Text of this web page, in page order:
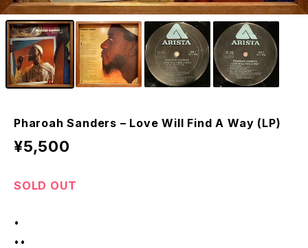
Pharoah Sanders – Love Will Find A Way (LP)
¥5,500
SOLD OUT
•
••